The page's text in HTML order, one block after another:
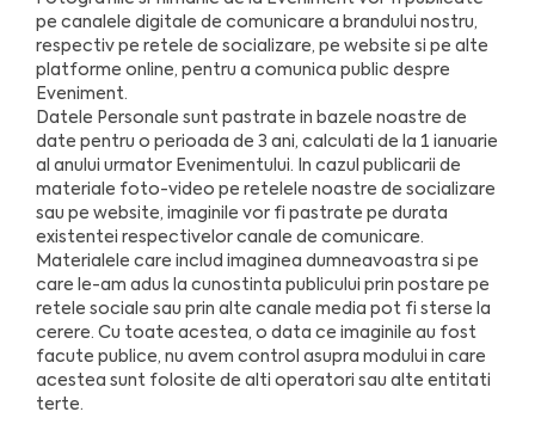
pe canalele digitale de comunicare a brandului nostru,
respectiv pe retele de socializare, pe website si pe alte
platforme online, pentru a comunica public despre
Eveniment.
Datele Personale sunt pastrate in bazele noastre de
date pentru o perioada de 3 ani, calculati de la 1 ianuarie
al anului urmator Evenimentului. In cazul publicarii de
materiale foto-video pe retelele noastre de socializare
sau pe website, imaginile vor fi pastrate pe durata
existentei respectivelor canale de comunicare.
Materialele care includ imaginea dumneavoastra si pe
care le-am adus la cunostinta publicului prin postare pe
retele sociale sau prin alte canale media pot fi sterse la
cerere. Cu toate acestea, o data ce imaginile au fost
facute publice, nu avem control asupra modului in care
acestea sunt folosite de alti operatori sau alte entitati
terte.